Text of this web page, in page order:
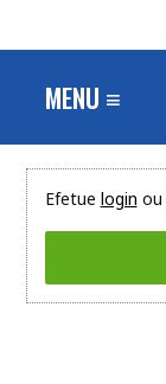
MENU ≡
Efetue login ou